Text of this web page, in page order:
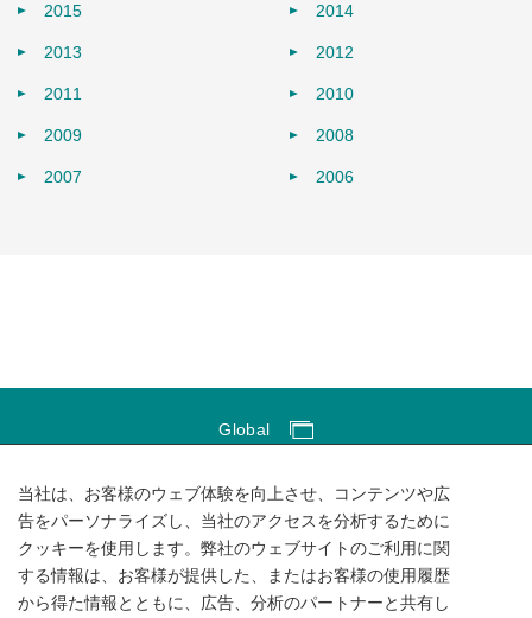
2015 2014
2013 2012
2011 2010
2009 2008
2007 2006
Global
サイトのご利用にあたって
ソーシャルメディアポリシー
個人情報保護方針
当社は、お客様のウェブ体験を向上させ、コンテンツや広
告をパーソナライズし、当社のアクセスを分析するために
クッキーを使用します。弊社のウェブサイトのご利用に関
する情報は、お客様が提供した、またはお客様の使用履歴
から得た情報とともに、広告、分析のパートナーと共有し